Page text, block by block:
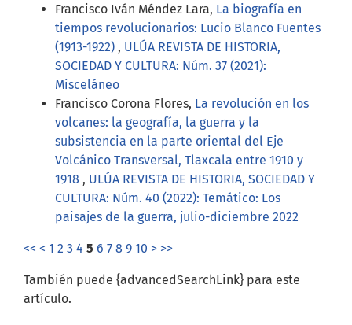
Francisco Iván Méndez Lara, La biografía en
tiempos revolucionarios: Lucio Blanco Fuentes
(1913-1922) , ULÚA REVISTA DE HISTORIA,
SOCIEDAD Y CULTURA: Núm. 37 (2021):
Misceláneo
Francisco Corona Flores, La revolución en los
volcanes: la geografía, la guerra y la
subsistencia en la parte oriental del Eje
Volcánico Transversal, Tlaxcala entre 1910 y
1918 , ULÚA REVISTA DE HISTORIA, SOCIEDAD Y
CULTURA: Núm. 40 (2022): Temático: Los
paisajes de la guerra, julio-diciembre 2022
<< < 1 2 3 4 5 6 7 8 9 10 > >>
También puede {advancedSearchLink} para este
artículo.